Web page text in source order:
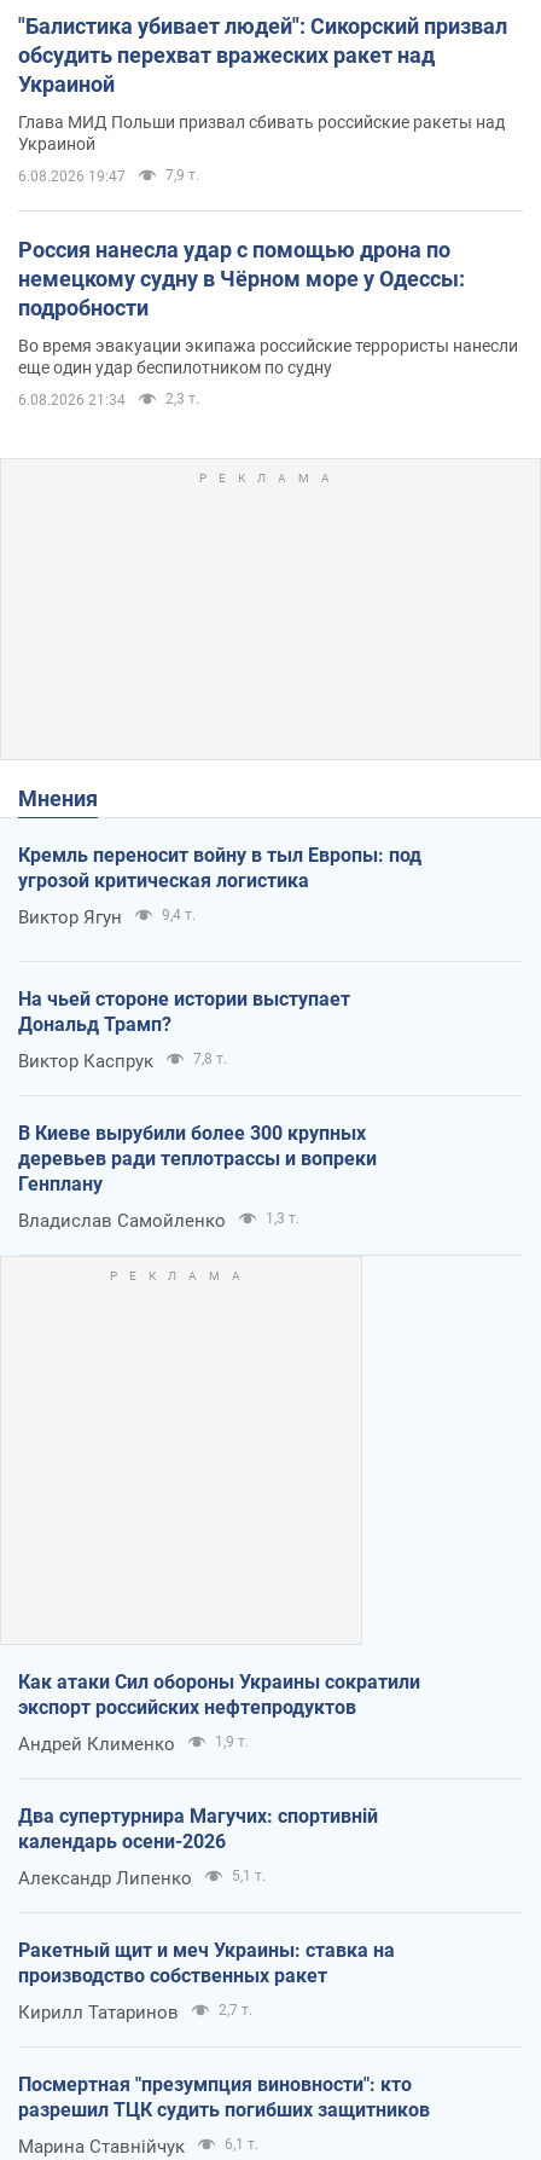
"Балистика убивает людей": Сикорский призвал
обсудить перехват вражеских ракет над
Украиной
Глава МИД Польши призвал сбивать российские ракеты над
Украиной
6.08.2026 19:47 7,9 т.
Россия нанесла удар с помощью дрона по
немецкому судну в Чёрном море у Одессы:
подробности
Во время эвакуации экипажа российские террористы нанесли
еще один удар беспилотником по судну
6.08.2026 21:34 2,3 т.
Мнения
Кремль переносит войну в тыл Европы: под
угрозой критическая логистика
Виктор Ягун 9,4 т.
На чьей стороне истории выступает
Дональд Трамп?
Виктор Каспрук 7,8 т.
В Киеве вырубили более 300 крупных
деревьев ради теплотрассы и вопреки
Генплану
Владислав Самойленко 1,3 т.
Как атаки Сил обороны Украины сократили
экспорт российских нефтепродуктов
Андрей Клименко 1,9 т.
Два супертурнира Магучих: спортивній
календарь осени-2026
Александр Липенко 5,1 т.
Ракетный щит и меч Украины: ставка на
производство собственных ракет
Кирилл Татаринов 2,7 т.
Посмертная "презумпция виновности": кто
разрешил ТЦК судить погибших защитников
Марина Ставнійчук 6,1 т.